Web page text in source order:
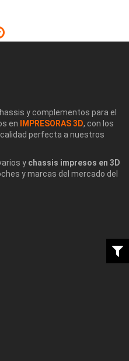
y complementos para el
en
IMPRESORAS 3D, con los
perfecta a nuestros
y chassis impresos en 3D
y marcas del mercado del